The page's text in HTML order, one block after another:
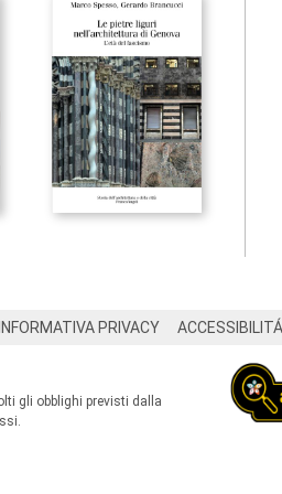
INFORMATIVA PRIVACY ACCESSIBILITÁ
gli obblighi previsti dalla